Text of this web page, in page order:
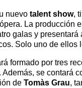
nuevo talent show,
La producción
galas y
Solo uno de ellos
formado por tres
. Además, se contará
de Tomàs Grau,